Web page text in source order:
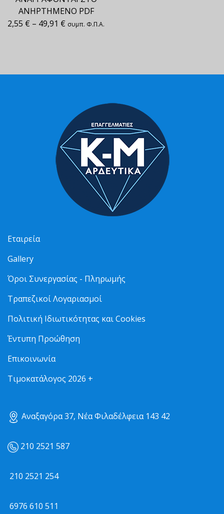
ΑΝΗΡΤΗΜΕΝΟ PDF
2,55 € – 49,91 € συμπ. Φ.Π.Α.
Εταιρεία
Gallery
Όροι Συνεργασίας - Πληρωμής
Τραπεζικοί Λογαριασμοί
Πολιτική Ιδιωτικότητας και Cookies
Έντυπη Προώθηση
Επικοινωνία
Τιμοκατάλογος 2026 +
Αναξαγόρα 37, Νέα Φιλαδέλφεια 143 42
210 2521 587
210 2521 254
6976 610 511